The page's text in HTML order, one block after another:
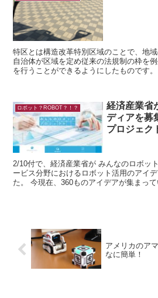
特区とは構造改革特別区域のことで、地
自治体が区域を定め従来の法規制の枠を
を行うことができるようにしたものです
ロボット？ROBOT？！？
経済産業省
ディアを
プロジェク
2/10付で、経済産業省が みんなのロボッ
ービス分野におけるロボット活用のアイ
た。 今現在、360ものアイデアが集まっているということで、たくさ
アメリカのア
なに簡単！